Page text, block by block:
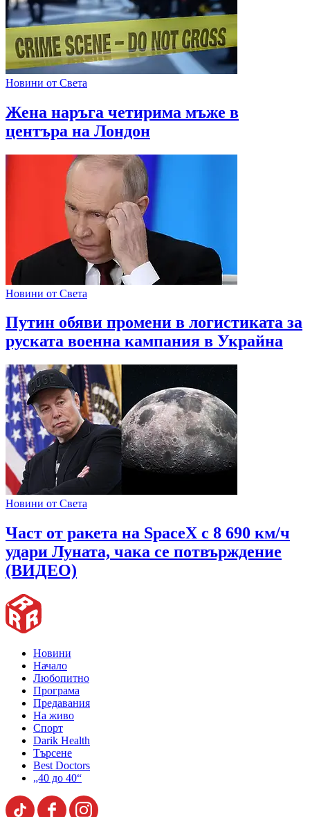
Новини от Света
Жена наръга четирима мъже в
центъра на Лондон
Новини от Света
Путин обяви промени в логистиката за
руската военна кампания в Украйна
Новини от Света
Част от ракета на SpaceX с 8 690 км/ч
удари Луната, чака се потвърждение
(ВИДЕО)
Новини
Начало
Любопитно
Програма
Предавания
На живо
Спорт
Darik Health
Търсене
Best Doctors
„40 до 40“